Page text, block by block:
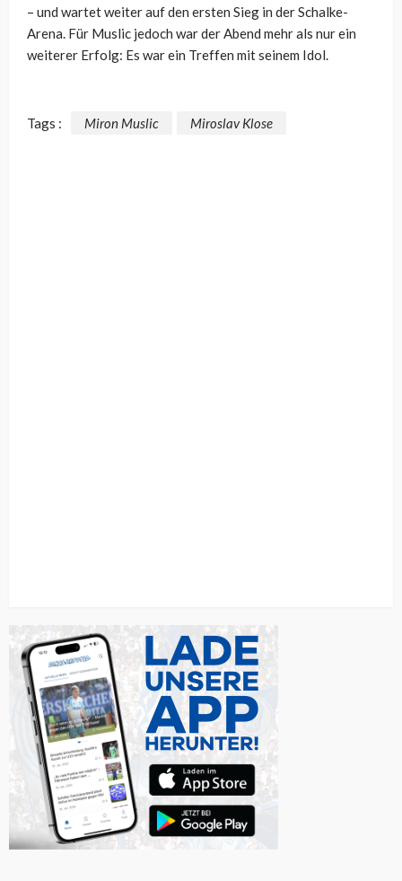
– und wartet weiter auf den ersten Sieg in der Schalke-
Arena. Für Muslic jedoch war der Abend mehr als nur ein
weiterer Erfolg: Es war ein Treffen mit seinem Idol.
Tags : Miron Muslic Miroslav Klose